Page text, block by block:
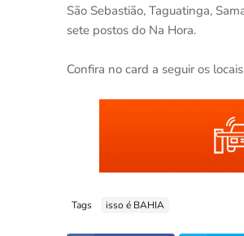
São Sebastião, Taguatinga,
sete postos do Na Hora.
Confira no card a seguir os
Tags isso é BAHIA